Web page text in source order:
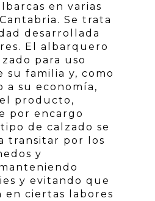
en varias
Se trata
desarrollada
El albarquero
para uso
su familia y, como
a su economía,
producto,
por encargo
de calzado se
transitar por los
y
y evitando que
en ciertas labores